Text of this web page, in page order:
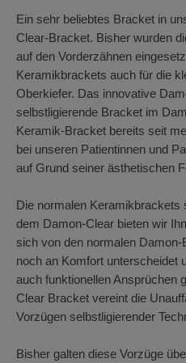
Ein sehr beliebtes Bracket in
Clear-Bracket. Bisher wurden
auf den Vorderzähnen
Keramikbrackets auch für die
Oberkiefer. Das innovative
selbstligierende Bracket im
Keramik-Bracket bereits seit
bei unseren Patientinnen und
auf Grund seiner ästhetischen
Die normalen Keramikbrackets
dem Damon-Clear bieten wir
sich von den normalen
noch an Komfort unterscheidet
auch funktionellen Ansprüchen
Clear Bracket vereint die
Vorzügen selbstligierender
Bisher galten diese Vorzüge